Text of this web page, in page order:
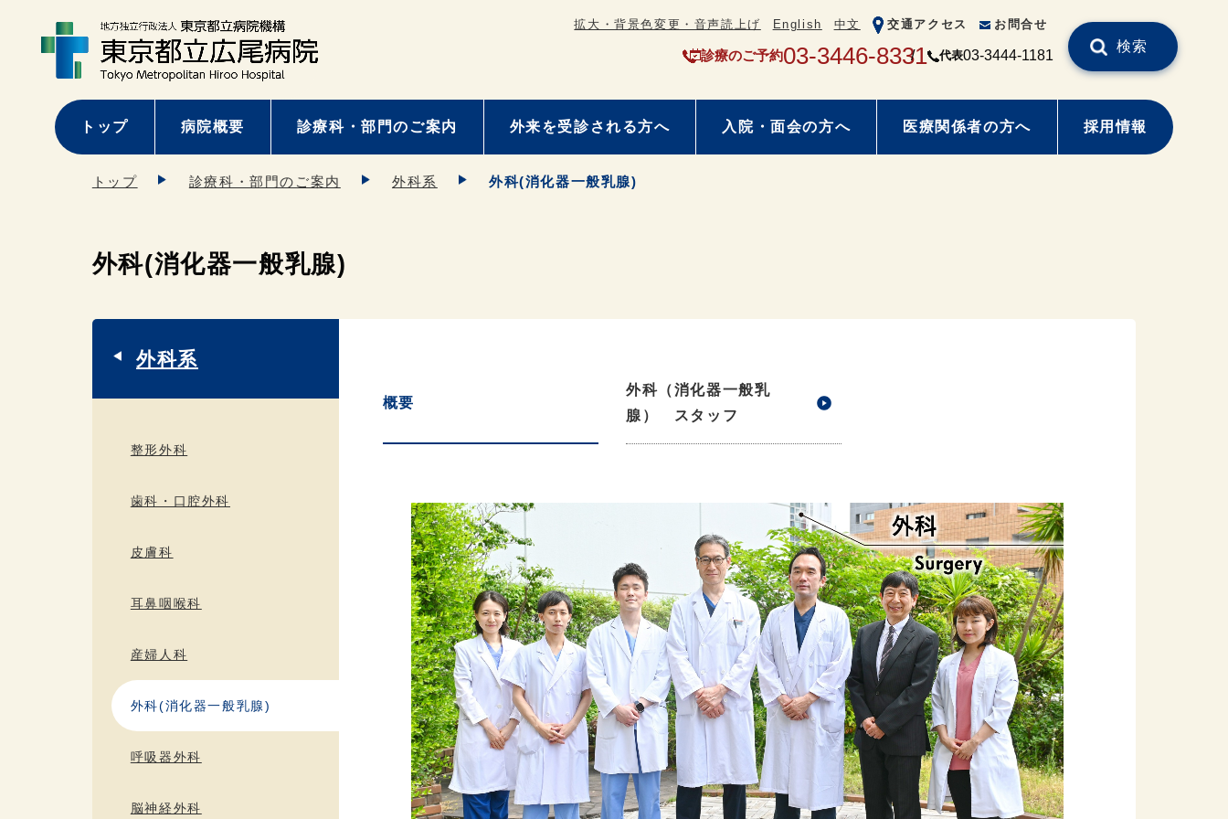
拡大・背景色変更・音声読上げ English 中文 交通アクセス お問合せ
診療のご予約03-3446-8331 代表03-3444-1181
検索
トップ 病院概要 診療科・部門のご案内 外来を受診される方へ 入院・面会の方へ 医療関係者の方へ 採用情報
トップ 診療科・部門のご案内 外科系 外科(消化器一般乳腺)
外科(消化器一般乳腺)
概要
外科（消化器一般乳
腺） スタッフ
外科系
整形外科
歯科・口腔外科
皮膚科
耳鼻咽喉科
産婦人科
外科(消化器一般乳腺)
呼吸器外科
脳神経外科